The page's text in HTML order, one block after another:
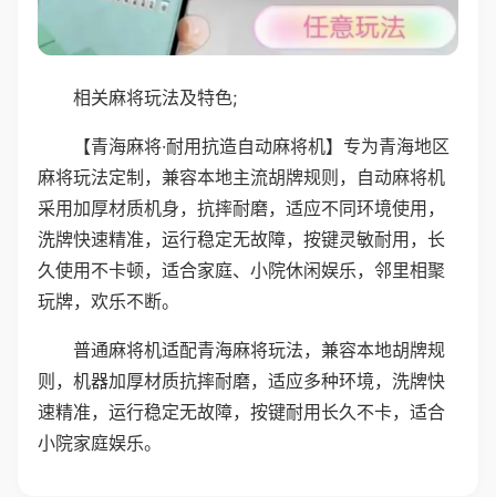
相关麻将玩法及特色;
【青海麻将·耐用抗造自动麻将机】专为青海地区
麻将玩法定制，兼容本地主流胡牌规则，自动麻将机
采用加厚材质机身，抗摔耐磨，适应不同环境使用，
洗牌快速精准，运行稳定无故障，按键灵敏耐用，长
久使用不卡顿，适合家庭、小院休闲娱乐，邻里相聚
玩牌，欢乐不断。
普通麻将机适配青海麻将玩法，兼容本地胡牌规
则，机器加厚材质抗摔耐磨，适应多种环境，洗牌快
速精准，运行稳定无故障，按键耐用长久不卡，适合
小院家庭娱乐。